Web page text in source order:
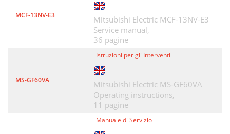
MCF-13NV-E3
Mitsubishi Electric MCF-13NV-E3
Service manual,
36 pagine
MS-GF60VA
Istruzioni per gli Interventi
Mitsubishi Electric MS-GF60VA
Operating instructions,
11 pagine
Manuale di Servizio